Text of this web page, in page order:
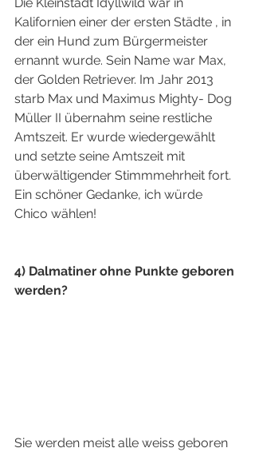
Kalifornien einer der ersten Städte , in
der ein Hund zum Bürgermeister
ernannt wurde. Sein Name war Max,
der Golden Retriever. Im Jahr 2013
starb Max und Maximus Mighty- Dog
Müller II übernahm seine restliche
Amtszeit. Er wurde wiedergewählt
und setzte seine Amtszeit mit
überwältigender Stimmmehrheit fort.
Ein schöner Gedanke, ich würde
Chico wählen!
4) Dalmatiner ohne Punkte geboren
werden?
Sie werden meist alle weiss geboren